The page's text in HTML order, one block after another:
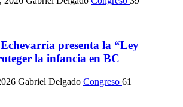
presenta la “Ley
la infancia en BC
Gabriel Delgado Congreso 61